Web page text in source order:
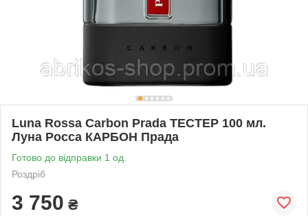
Luna Rossa Carbon Prada TEСТЕР 100 мл.
Луна Росса КАРБОН Прада
Готово до відправки 1 од.
Роздріб
3 750 ₴